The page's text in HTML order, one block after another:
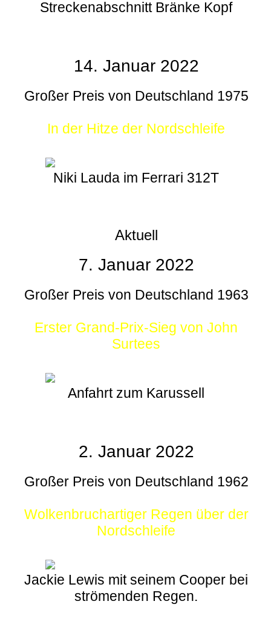
Streckenabschnitt Bränke Kopf
14. Januar 2022
Großer Preis von Deutschland 1975
In der Hitze der Nordschleife
Niki Lauda im Ferrari 312T
Aktuell
7. Januar 2022
Großer Preis von Deutschland 1963
Erster Grand-Prix-Sieg von John
Surtees
Anfahrt zum Karussell
2. Januar 2022
Großer Preis von Deutschland 1962
Wolkenbruchartiger Regen über der
Nordschleife
Jackie Lewis mit seinem Cooper bei
strömenden Regen.